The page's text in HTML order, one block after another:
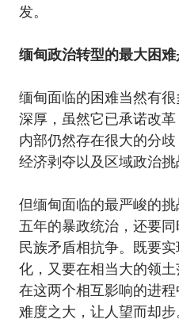
发。
缅甸政治转型的最大困难
缅甸面临的困难当然有
深厚，虽然它已承诺改
内部仍然存在很大的分歧
经济剥夺以及区域政治挑
但缅甸面临的最严峻的
五年的暴政统治，还要
民族矛盾相抗争。既要
化，又要在相当大的领
在这两个相互影响的进
难度之大，让人望而却